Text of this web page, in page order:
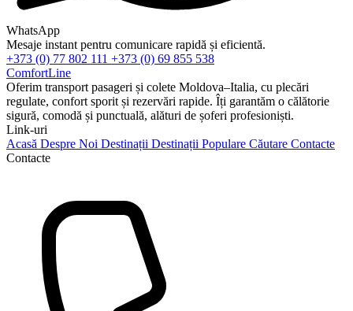
WhatsApp
Mesaje instant pentru comunicare rapidă și eficientă.
+373 (0) 77 802 111 +373 (0) 69 855 538
ComfortLine
Oferim transport pasageri și colete Moldova–Italia, cu plecări
regulate, confort sporit și rezervări rapide. Îți garantăm o călătorie
sigură, comodă și punctuală, alături de șoferi profesioniști.
Link-uri
Acasă Despre Noi Destinații Destinații Populare Căutare Contacte
Contacte